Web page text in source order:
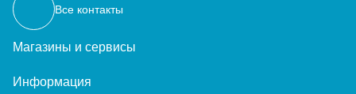
Все контакты
Магазины и сервисы
Информация